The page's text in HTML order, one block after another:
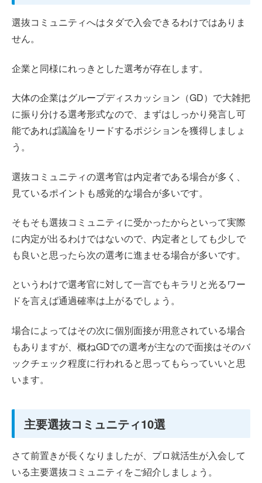
選抜コミュニティへはタダで入会できるわけではありま
せん。
企業と同様にれっきとした選考が存在します。
大体の企業はグループディスカッション（GD）で大雑把
に振り分ける選考形式なので、まずはしっかり発言し可
能であれば議論をリードするポジションを獲得しましょ
う。
選抜コミュニティの選考官は内定者である場合が多く、
見ているポイントも感覚的な場合が多いです。
そもそも選抜コミュニティに受かったからといって実際
に内定が出るわけではないので、内定者としても少しで
も良いと思ったら次の選考に進ませる場合が多いです。
というわけで選考官に対して一言でもキラリと光るワー
ドを言えば通過確率は上がるでしょう。
場合によってはその次に個別面接が用意されている場合
もありますが、概ねGDでの選考が主なので面接はそのバ
ックチェック程度に行われると思ってもらっていいと思
います。
主要選抜コミュニティ10選
さて前置きが長くなりましたが、プロ就活生が入会して
いる主要選抜コミュニティをご紹介しましょう。